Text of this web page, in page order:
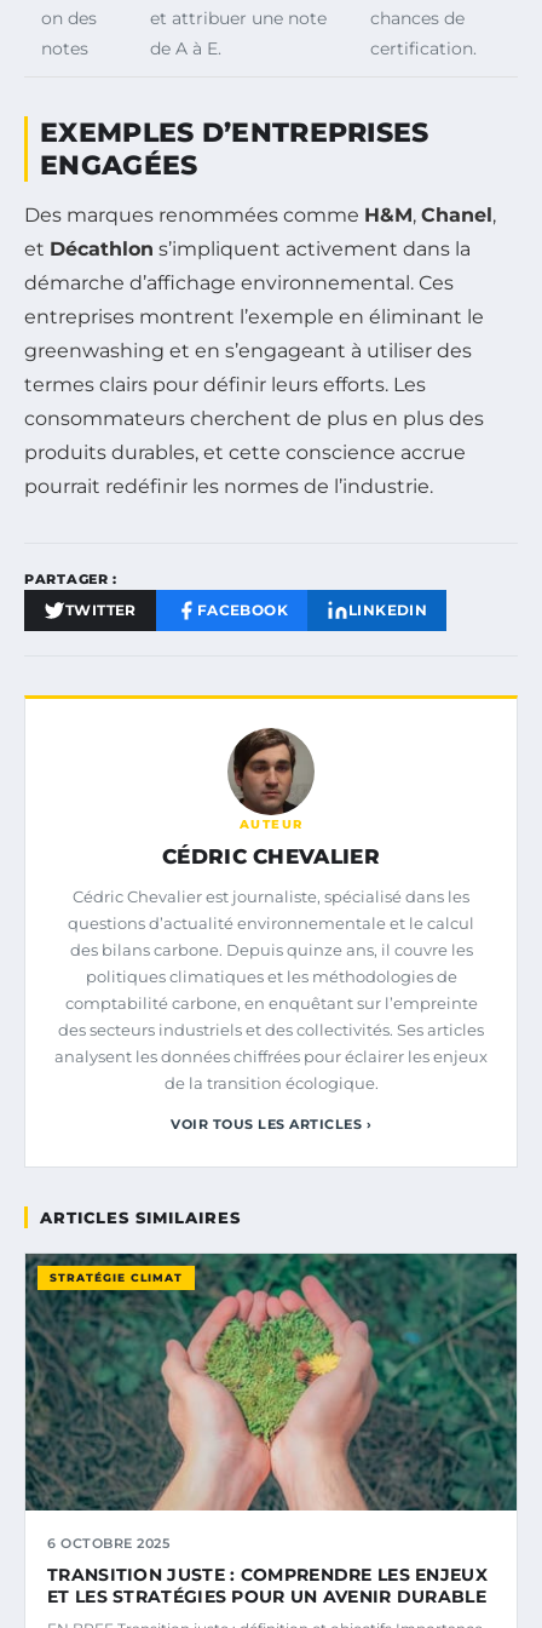
on des
notes
et attribuer une note
de A à E.
chances de
certification.
EXEMPLES D’ENTREPRISES
ENGAGÉES
Des marques renommées comme H&M, Chanel ,
et Décathlon s’impliquent activement dans la
démarche d’affichage environnemental. Ces
entreprises montrent l’exemple en éliminant le
greenwashing et en s’engageant à utiliser des
termes clairs pour définir leurs efforts. Les
consommateurs cherchent de plus en plus des
produits durables, et cette conscience accrue
pourrait redéfinir les normes de l’industrie.
PARTAGER :
TWITTER FACEBOOK LINKEDIN
AUTEUR
CÉDRIC CHEVALIER
Cédric Chevalier est journaliste, spécialisé dans les
questions d’actualité environnementale et le calcul
des bilans carbone. Depuis quinze ans, il couvre les
politiques climatiques et les méthodologies de
comptabilité carbone, en enquêtant sur l’empreinte
des secteurs industriels et des collectivités. Ses articles
analysent les données chiffrées pour éclairer les enjeux
de la transition écologique.
VOIR TOUS LES ARTICLES ›
ARTICLES SIMILAIRES
STRATÉGIE CLIMAT
6 OCTOBRE 2025
TRANSITION JUSTE : COMPRENDRE LES ENJEUX
ET LES STRATÉGIES POUR UN AVENIR DURABLE